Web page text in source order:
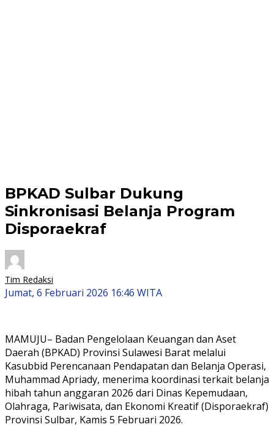
BPKAD Sulbar Dukung
Sinkronisasi Belanja Program
Disporaekraf
Tim Redaksi
Jumat, 6 Februari 2026 16:46 WITA
MAMUJU– Badan Pengelolaan Keuangan dan Aset
Daerah (BPKAD) Provinsi Sulawesi Barat melalui
Kasubbid Perencanaan Pendapatan dan Belanja Operasi,
Muhammad Apriady, menerima koordinasi terkait belanja
hibah tahun anggaran 2026 dari Dinas Kepemudaan,
Olahraga, Pariwisata, dan Ekonomi Kreatif (Disporaekraf)
Provinsi Sulbar, Kamis 5 Februari 2026.